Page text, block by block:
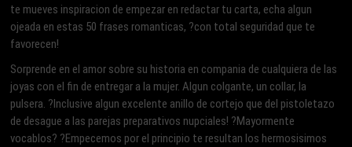
te mueves inspiracion de empezar en redactar tu carta, echa algun
ojeada en estas 50 frases romanticas, ?con total seguridad que te
favorecen!
Sorprende en el amor sobre su historia en compania de cualquiera de las
joyas con el fin de entregar a la mujer. Algun colgante, un collar, la
pulsera. ?Inclusive algun excelente anillo de cortejo que del pistoletazo
de desague a las parejas preparativos nupciales! ?Mayormente
vocablos? ?Empecemos por el principio te resultan los hermosisimos